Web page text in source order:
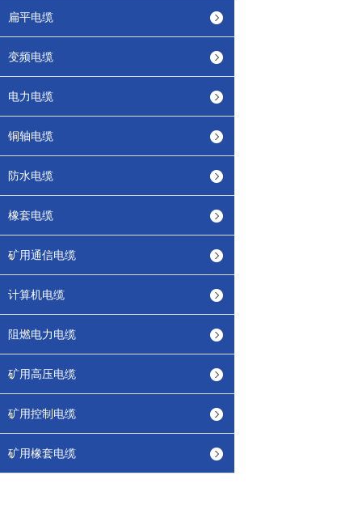
扁平电缆
变频电缆
电力电缆
铜轴电缆
防水电缆
橡套电缆
矿用通信电缆
计算机电缆
阻燃电力电缆
矿用高压电缆
矿用控制电缆
矿用橡套电缆